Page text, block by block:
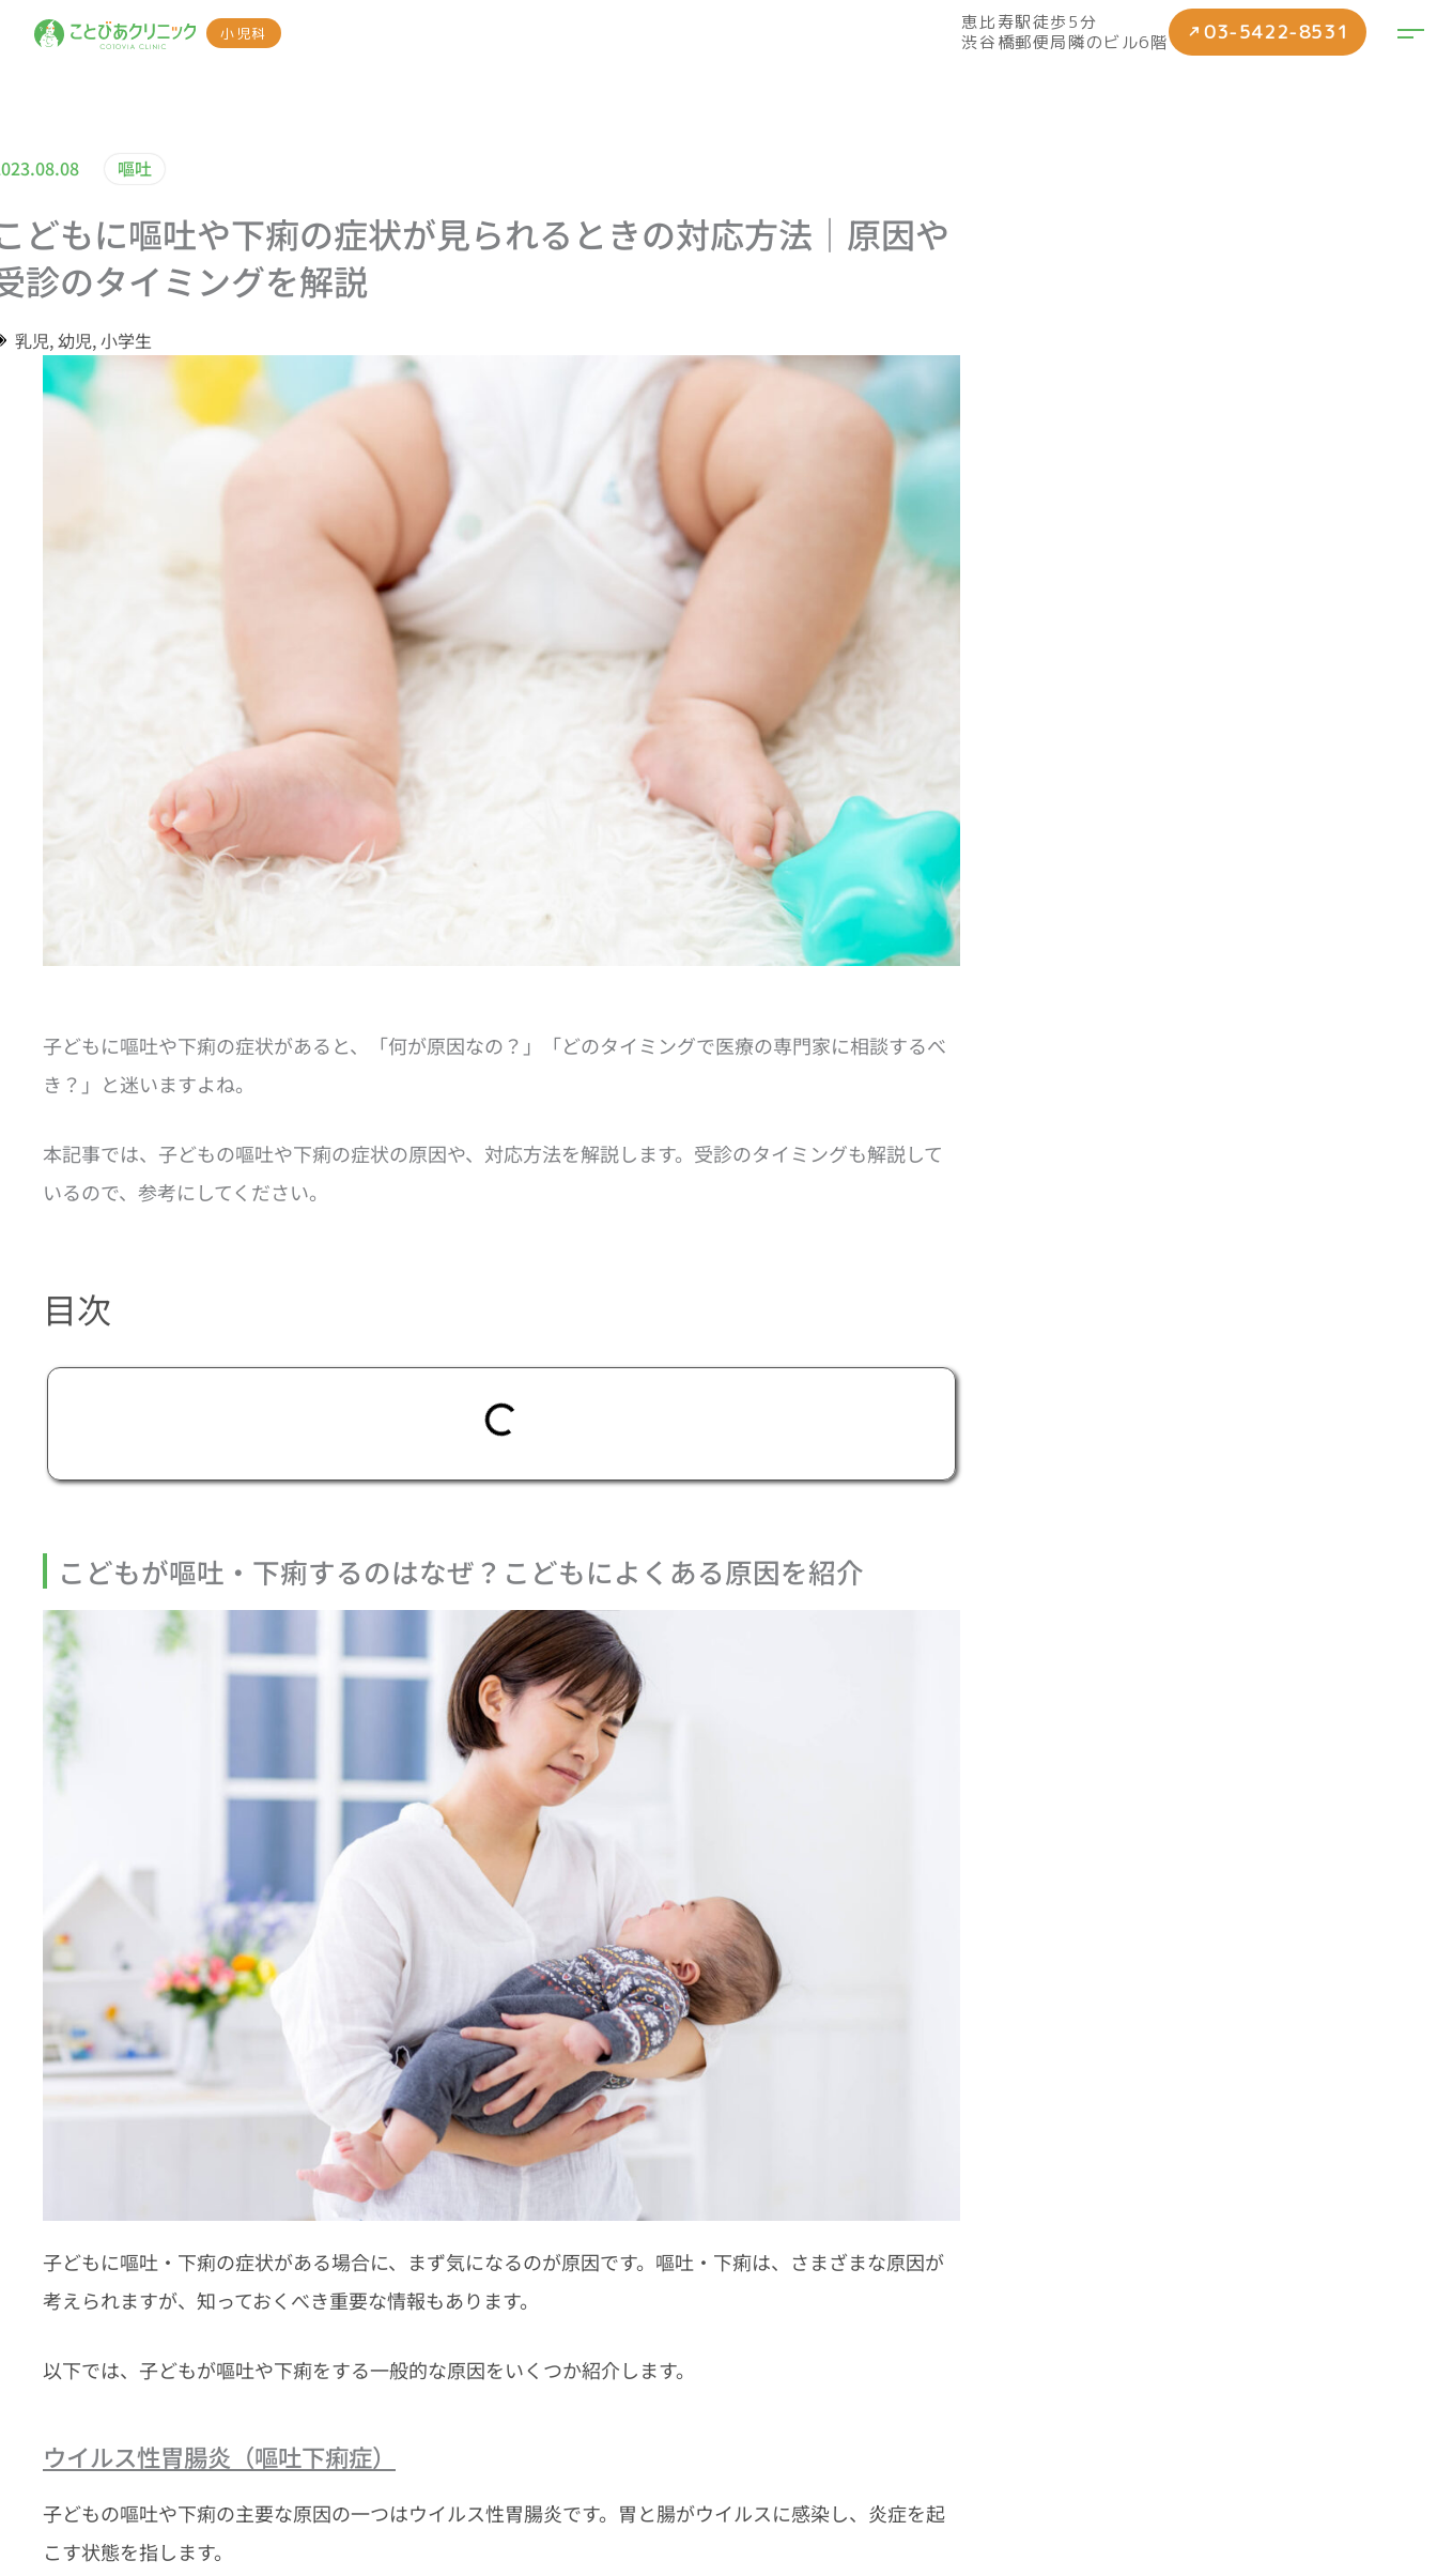
小児科
恵比寿駅徒歩5分
渋谷橋郵便局隣のビル6階
→03-5422-8531
嘔吐
どもに嘔吐や下痢の症状が見られるときの対応方法｜原因や
診のタイミングを解説
乳児,幼児, 小学生
子どもに嘔吐や下痢の症状があると、「何が原因なの？」「どのタイミングで医療の専門家に相談するべ
き？」と迷いますよね。
本記事では、子どもの嘔吐や下痢の症状の原因や、対応方法を解説します。受診のタイミングも解説して
いるので、参考にしてください。
目次
こどもが嘔吐・下痢するのはなぜ？こどもによくある原因を紹介
子どもに嘔吐・下痢の症状がある場合に、まず気になるのが原因です。嘔吐・下痢は、さまざまな原因が
考えられますが、知っておくべき重要な情報もあります。
以下では、子どもが嘔吐や下痢をする一般的な原因をいくつか紹介します。
ウイルス性胃腸炎（嘔吐下痢症）
子どもの嘔吐や下痢の主要な原因の一つはウイルス性胃腸炎です。胃と腸がウイルスに感染し、炎症を起
こす状態を指します。